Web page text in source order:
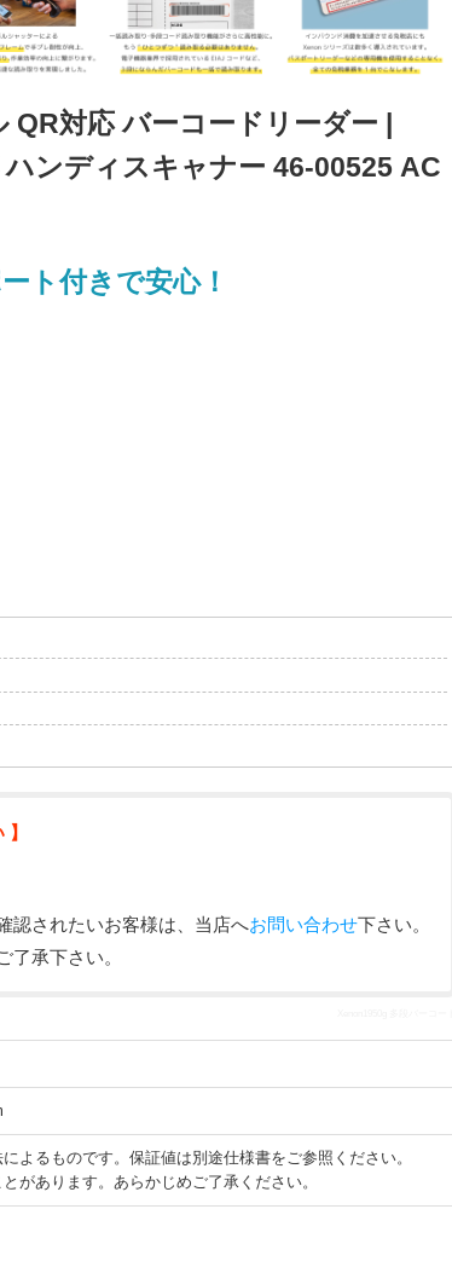
対応 バーコードリーダー |
ンディスキャナー 46-00525 AC
ト付きで安心！
認されたいお客様は、当店へお問い合わせ下さい。
承下さい。
よるものです。保証値は別途仕様書をご参照ください。
があります。あらかじめご了承ください。